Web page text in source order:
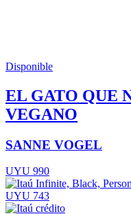
Disponible
EL GATO QUE
VEGANO
SANNE VOGEL
UYU 990
UYU 743